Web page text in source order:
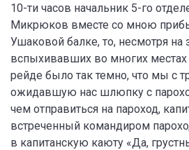
10-ти часов начальник 5-го
Микрюков вместе со мною
Ушаковой балке, то, несмотря на
вспыхивавших во многих
рейде было так темно, что мы с
ожидавшую нас шлюпку с
чем отправиться на пароход,
встреченный командиром
в капитанскую каюту «Да,